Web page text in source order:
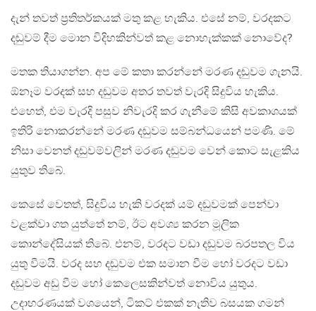
දැන් තවත් ප‍්‍රතිතර්කයක් මතු කළ හැකිය. එසේ නම්, වරදකට
දඬුවම් දීම මොන විදිහකින්වත් කළ නොහැක්කක් නොවේද?
මතක තියාගන්න. අප මේ කතා කරන්නේ මරණ දඬුවම ගැනයි.
ඕනෑම වරදක් සහ දඬුවම අතර තවත් වැරදි සිදුවිය හැකිය.
එහෙත්, එම වැරදි පසුව නිවැරදි කර ගැනීමේ කිසි අවකාශයක්
ඉතිරි නොකරන්නේ මරණ දඬුවම සම්බන්ධයෙන් පමණි. මේ
නිසා වෙනත් දඬුවම්වලින් මරණ දඬුවම වෙන් කොට සැළකිය
යුතුව තිබේ.
කෙසේ වෙතත්, සිදුවිය හැකි වරදක් යම් දඬුවමක් පෙන්වා
වළක්වා ගත යුත්තේ නම්, ඊට අවශ්‍ය කරන මූලික
කොන්දේසියක් තිබේ. එනම්, වරදට වඩා දඬුවම බරපතල විය
යුතු වීමයි. වරද සහ දඬුවම එක සමාන වීම හෝ වරදට වඩා
දඬුවම අඩු වීම හෝ කෙලෙසකින්වත් නොවිය යුතුය.
උදාහරණයක් වශයෙන්, ටිකට් එකක් නැතිව බසයක ගමන්